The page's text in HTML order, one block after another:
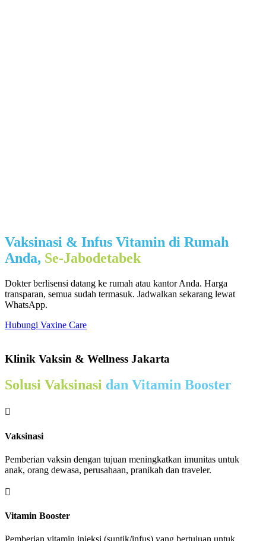
Vaksinasi & Infus Vitamin di Rumah
Anda, Se‑Jabodetabek
Dokter berlisensi datang ke rumah atau kantor Anda. Harga
transparan, semua sudah termasuk. Jadwalkan sekarang lewat
WhatsApp.
Hubungi Vaxine Care
Klinik Vaksin & Wellness Jakarta
Solusi Vaksinasi dan Vitamin Booster

Vaksinasi
Pemberian vaksin dengan tujuan meningkatkan imunitas untuk
anak, orang dewasa, perusahaan, pranikah dan traveler.

Vitamin Booster